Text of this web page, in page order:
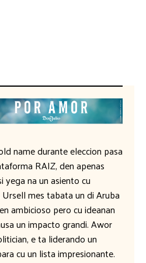
name durante eleccion pasa
RAIZ, den apenas
yega na un asiento cu
mes tabata un di Aruba
ambicioso pero cu ideanan
un impacto grandi. Awor
e ta liderando un
cu un lista impresionante.